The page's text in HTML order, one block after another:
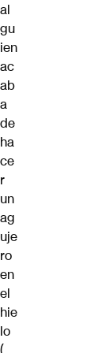
al
gu
ien
ac
ab
a
de
ha
ce
r
un
ag
uje
ro
en
el
hie
lo